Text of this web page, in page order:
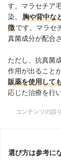
す。マラセチア
染。
胸や背中な
徴です。マラセ
真菌成分が配合
ただし、抗真菌
作用が出ること
販薬を使用して
応じた治療を行
コンテンツの誤
選び方は参考に